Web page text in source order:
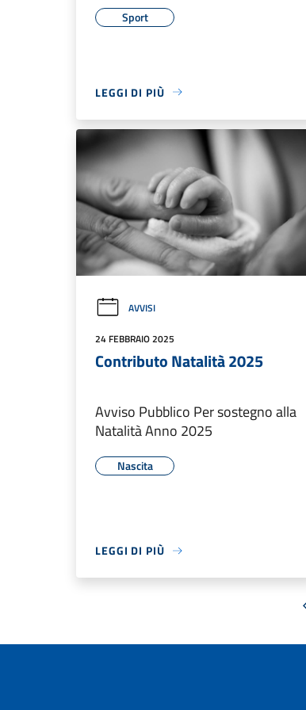
Sport
LEGGI DI PIÙ
AVVISI
24 FEBBRAIO 2025
Contributo Natalità 2025
Avviso Pubblico Per sostegno alla
Natalità Anno 2025
Nascita
LEGGI DI PIÙ